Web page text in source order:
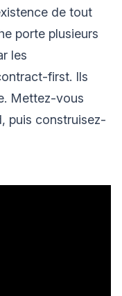
de tout
porte plusieurs
les
first. Ils
Mettez-vous
puis construisez-